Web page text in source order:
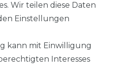
Wir teilen diese Daten
Einstellungen
kann mit Einwilligung
Interesses